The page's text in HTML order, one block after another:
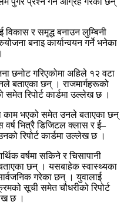
विकास र समृद्ध बनाउन लुम्बिनी
बनाइ कार्यान्वयन गर्ने भनेका
छनोट गरिएकोमा अहिले १२ वटा
बताएका छन् । राजमार्गहरूको
समेत रिपोर्ट कार्डमा उल्लेख छ ।
काम भएको समेत उनले बताएका छन्
वर्ष भित्रै डिजिटल क्लास र ई–
रिपोर्ट कार्डमा उल्लेख छ ।
वर्षमा सकिने र चिसापानी
छन् । यसबाहेक स्वास्थ्यका
गरेका छन् । युवालाई
सूची समेत चौधरीको रिपोर्ट
छ ।